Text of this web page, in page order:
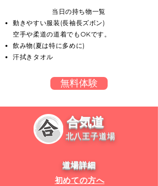
当日の持ち物一覧
動きやすい服装(長袖長ズボン)
空手や柔道の道着でもOKです。
飲み物(夏は特に多めに)
汗拭きタオル
無料体験
合気道
北八王子道場
道場詳細
初めての方へ